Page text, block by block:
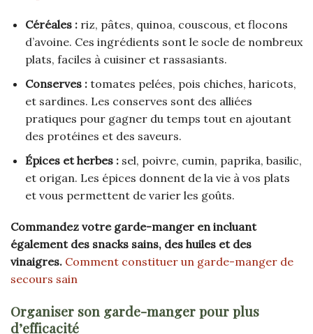
Céréales :riz, pâtes, quinoa, couscous, et flocons
d’avoine. Ces ingrédients sont le socle de nombreux
plats, faciles à cuisiner et rassasiants.
Conserves :tomates pelées, pois chiches, haricots,
et sardines. Les conserves sont des alliées
pratiques pour gagner du temps tout en ajoutant
des protéines et des saveurs.
Épices et herbes :sel, poivre, cumin, paprika, basilic,
et origan. Les épices donnent de la vie à vos plats
et vous permettent de varier les goûts.
Commandez votre garde-manger en incluant
également des snacks sains, des huiles et des
vinaigres. Comment constituer un garde-manger de
secours sain
Organiser son garde-manger pour plus
d’efficacité